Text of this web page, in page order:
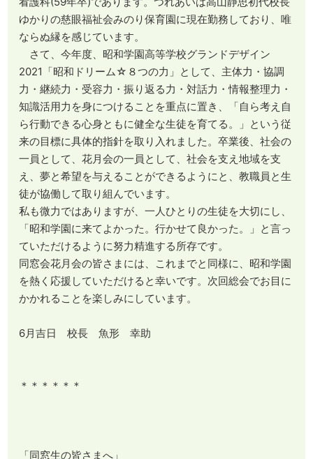
ゆかりの慈眼福祉会みのり保育園に現在勤務しており、唯
ならぬ縁を感じています。
さて、今年度、昭和学園高等学校グランドデザイン
2021「昭和ドリーム☆８つの力」として、主体力・協調
力・継続力・受容力・振り返る力・対話力・情報整理力・
知識活用力を身につけることを重点に置き、「自ら考え自
ら行動できる心身ともに健全な生徒を育てる。」という従
来の目標に具体的指針を取り入れました。卒業後、社会の
一員として、花月会の一員として、社会を支え地域を支
え、夢と希望を与えることができるようにと、教職員と生
徒が協働して取り組んでいます。
私も微力ではありますが、一人ひとりの生徒を大切にし、
「昭和学園に来てよかった。行かせて良かった。」と言っ
ていただけるように努力精進する所存です。
同窓会花月会の皆さまには、これまでと同様に、昭和学園
を熱く応援していただけると幸いです。次回総会でお目に
かかれることを楽しみにしています。
6月吉日 校長 魚形 幸助
＊＊＊＊＊＊
「同窓生の皆さまへ」